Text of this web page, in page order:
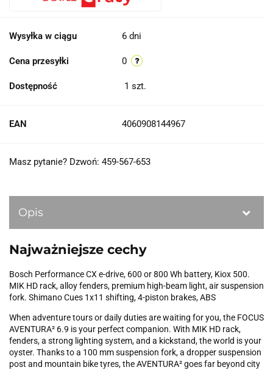
Wysyłka w ciągu 6 dni
Cena przesyłki 0
Dostępność 1 szt.
EAN 4060908144967
Masz pytanie? Dzwoń: 459-567-653
Opis
Najważniejsze cechy
Bosch Performance CX e-drive, 600 or 800 Wh battery, Kiox 500.
MIK HD rack, alloy fenders, premium high-beam light, air suspension
fork. Shimano Cues 1x11 shifting, 4-piston brakes, ABS
When adventure tours or daily duties are waiting for you, the FOCUS
AVENTURA² 6.9 is your perfect companion. With MIK HD rack,
fenders, a strong lighting system, and a kickstand, the world is your
oyster. Thanks to a 100 mm suspension fork, a dropper suspension
post and mountain bike tyres, the AVENTURA² goes far beyond city